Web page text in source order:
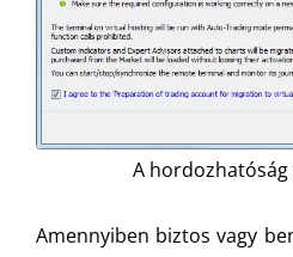
A hordozhatóság
Amennyiben biztos vagy